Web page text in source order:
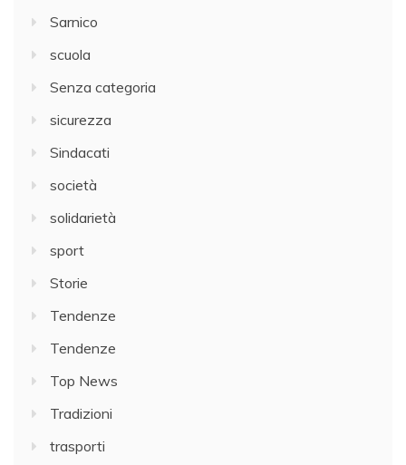
Sarnico
scuola
Senza categoria
sicurezza
Sindacati
società
solidarietà
sport
Storie
Tendenze
Tendenze
Top News
Tradizioni
trasporti